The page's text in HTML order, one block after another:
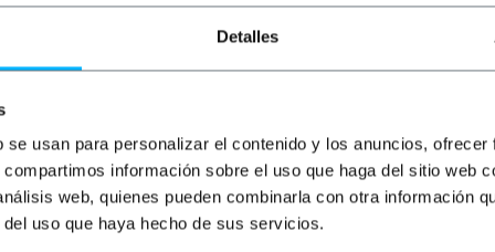
Detalles
usan para personalizar el contenido y los anuncios,
información sobre el uso que haga del sitio web
web, quienes pueden combinarla con otra información
uso que haya hecho de sus servicios.